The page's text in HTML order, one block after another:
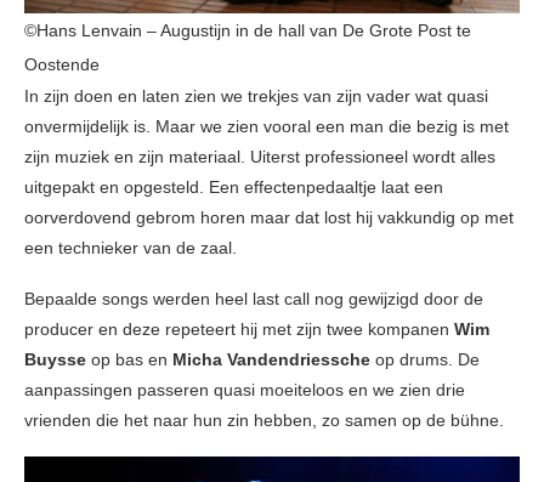
©Hans Lenvain – Augustijn in de hall van De Grote Post te
Oostende
In zijn doen en laten zien we trekjes van zijn vader wat quasi
onvermijdelijk is. Maar we zien vooral een man die bezig is met
zijn muziek en zijn materiaal. Uiterst professioneel wordt alles
uitgepakt en opgesteld. Een effectenpedaaltje laat een
oorverdovend gebrom horen maar dat lost hij vakkundig op met
een technieker van de zaal.
Bepaalde songs werden heel last call nog gewijzigd door de
producer en deze repeteert hij met zijn twee kompanen Wim
Buysse op bas en Micha Vandendriessche op drums. De
aanpassingen passeren quasi moeiteloos en we zien drie
vrienden die het naar hun zin hebben, zo samen op de bühne.